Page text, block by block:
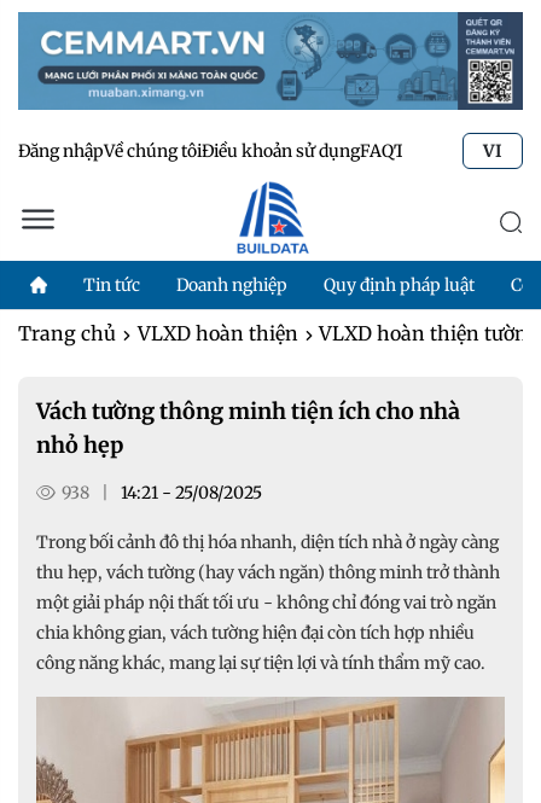
Đăng nhậpVề chúng tôiĐiều khoản sử dụngFAQTư vấn kỹ thuật
VI
Tin tức Doanh nghiệp Quy định pháp luật
Trang chủ VLXD hoàn thiện VLXD hoàn thiện
Vách tường thông minh tiện ích cho nhà
nhỏ hẹp
938 14:21 - 25/08/2025
Trong bối cảnh đô thị hóa nhanh, diện tích nhà ở ngày càng
thu hẹp, vách tường (hay vách ngăn) thông minh trở thành
một giải pháp nội thất tối ưu - không chỉ đóng vai trò ngăn
chia không gian, vách tường hiện đại còn tích hợp nhiều
công năng khác, mang lại sự tiện lợi và tính thẩm mỹ cao.